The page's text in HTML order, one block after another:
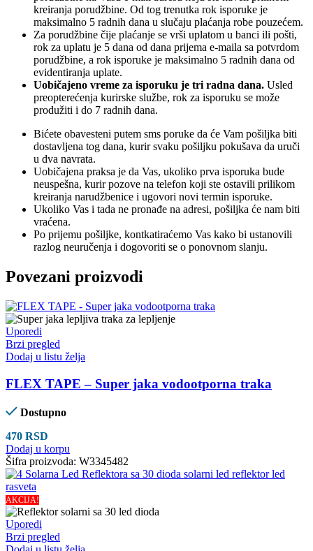
kreiranja porudžbine. Od tog trenutka rok isporuke je
maksimalno 5 radnih dana u slučaju plaćanja robe pouzećem.
Za porudžbine čije plaćanje se vrši uplatom u banci ili pošti,
rok za uplatu je 5 dana od dana prijema e-maila sa potvrdom
porudžbine, a rok isporuke je maksimalno 5 radnih dana od
evidentiranja uplate.
Uobičajeno vreme za isporuku je tri radna dana. Usled
preopterećenja kurirske službe, rok za isporuku se može
produžiti i do 7 radnih dana.
Bićete obavesteni putem sms poruke da će Vam pošiljka biti
dostavljena tog dana, kurir svaku pošiljku pokušava da uruči
u dva navrata.
Uobičajena praksa je da Vas, ukoliko prva isporuka bude
neuspešna, kurir pozove na telefon koji ste ostavili prilikom
kreiranja narudžbenice i ugovori novi termin isporuke.
Ukoliko Vas i tada ne pronađe na adresi, pošiljka će nam biti
vraćena.
Po prijemu pošiljke, kontkatiraćemo Vas kako bi ustanovili
razlog neuručenja i dogovoriti se o ponovnom slanju.
Povezani proizvodi
Uporedi
Brzi pregled
Dodaj u listu želja
FLEX TAPE – Super jaka vodootporna traka
Dostupno
470 RSD
Dodaj u korpu
Šifra proizvoda: W3345482
AKCIJA!
Uporedi
Brzi pregled